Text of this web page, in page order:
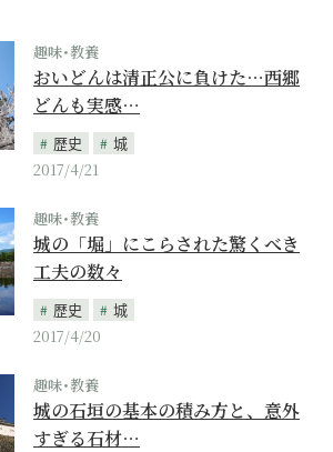
趣味･教養
おいどんは清正公に負けた…西郷
どんも実感…
歴史
城
2017/4/21
趣味･教養
城の「堀」にこらされた驚くべき
工夫の数々
歴史
城
2017/4/20
趣味･教養
城の石垣の基本の積み方と、意外
すぎる石材…